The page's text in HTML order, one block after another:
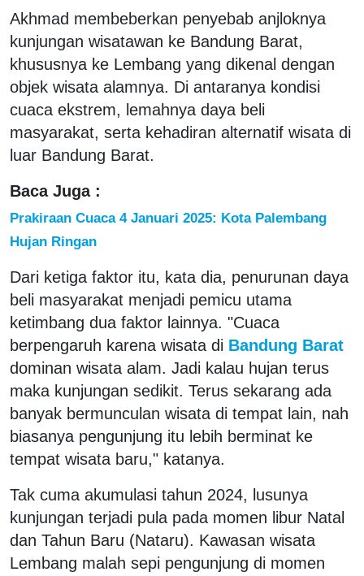
Akhmad membeberkan penyebab anjloknya
kunjungan wisatawan ke Bandung Barat,
khususnya ke Lembang yang dikenal dengan
objek wisata alamnya. Di antaranya kondisi
cuaca ekstrem, lemahnya daya beli
masyarakat, serta kehadiran alternatif wisata di
luar Bandung Barat.
Baca Juga :
Prakiraan Cuaca 4 Januari 2025: Kota Palembang
Hujan Ringan
Dari ketiga faktor itu, kata dia, penurunan daya
beli masyarakat menjadi pemicu utama
ketimbang dua faktor lainnya. "Cuaca
berpengaruh karena wisata di Bandung Barat
dominan wisata alam. Jadi kalau hujan terus
maka kunjungan sedikit. Terus sekarang ada
banyak bermunculan wisata di tempat lain, nah
biasanya pengunjung itu lebih berminat ke
tempat wisata baru," katanya.
Tak cuma akumulasi tahun 2024, lusunya
kunjungan terjadi pula pada momen libur Natal
dan Tahun Baru (Nataru). Kawasan wisata
Lembang malah sepi pengunjung di momen